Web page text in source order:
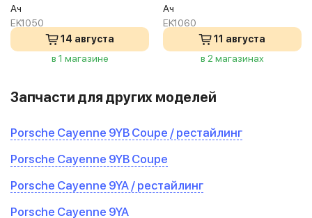
Ач
EK1050
14 августа
в 1 магазине
Ач
EK1060
11 августа
в 2 магазинах
Запчасти для других моделей
Porsche Cayenne 9YB Coupe / рестайлинг
Porsche Cayenne 9YB Coupe
Porsche Cayenne 9YA / рестайлинг
Porsche Cayenne 9YA